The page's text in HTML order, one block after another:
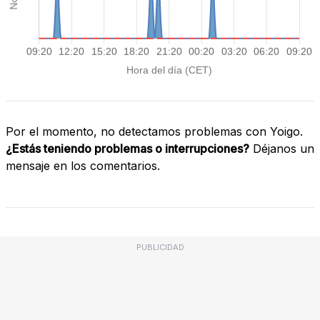
Por el momento, no detectamos problemas con Yoigo.
¿Estás teniendo problemas o interrupciones? Déjanos un
mensaje en los comentarios.
PUBLICIDAD